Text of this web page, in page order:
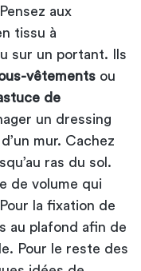
aux
tissu à
sur un portant. Ils
vêtements ou
de
un dressing
mur. Cachez
ras du sol.
de volume qui
la fixation de
au plafond afin de
Pour le reste des